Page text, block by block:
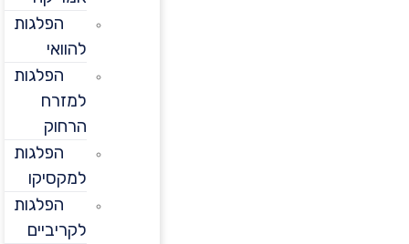
הפלגות
הפלגות
למזרח
הרחוק
הפלגות
למקסיקו
הפלגות
לקריביים